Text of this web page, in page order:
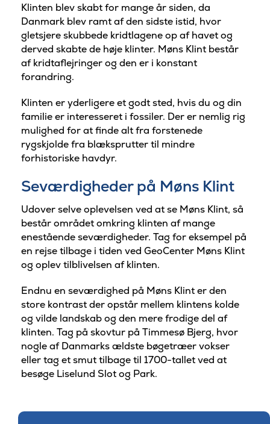
Klinten blev skabt for mange år siden, da
Danmark blev ramt af den sidste istid, hvor
gletsjere skubbede kridtlagene op af havet og
derved skabte de høje klinter. Møns Klint består
af kridtaflejringer og den er i konstant
forandring.
Klinten er yderligere et godt sted, hvis du og din
familie er interesseret i fossiler. Der er nemlig rig
mulighed for at finde alt fra forstenede
rygskjolde fra blæksprutter til mindre
forhistoriske havdyr.
Seværdigheder på Møns Klint
Udover selve oplevelsen ved at se Møns Klint, så
består området omkring klinten af mange
enestående seværdigheder. Tag for eksempel på
en rejse tilbage i tiden ved GeoCenter Møns Klint
og oplev tilblivelsen af klinten.
Endnu en seværdighed på Møns Klint er den
store kontrast der opstår mellem klintens kolde
og vilde landskab og den mere frodige del af
klinten. Tag på skovtur på Timmesø Bjerg, hvor
nogle af Danmarks ældste bøgetræer vokser
eller tag et smut tilbage til 1700-tallet ved at
besøge Liselund Slot og Park.